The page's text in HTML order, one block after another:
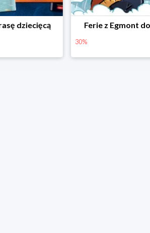
dziecięcą Ferie z Egmont
30%